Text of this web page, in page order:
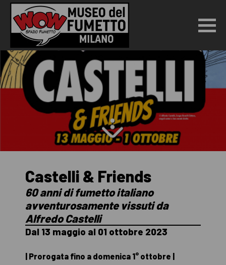
Castelli & Friends
60 anni di fumetto italiano
avventurosamente vissuti da
Alfredo Castelli
Dal 13 maggio al 01 ottobre 2023
| Prorogata fino a domenica 1° ottobre |